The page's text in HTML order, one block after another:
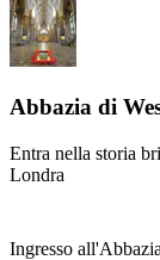
Abbazia di
Entra nella storia
Londra
Ingresso